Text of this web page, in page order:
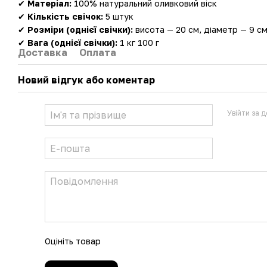
✔ Матеріал: 100% натуральний оливковий віск
✔ Кількість свічок: 5 штук
✔ Розміри (однієї свічки): висота — 20 см, діаметр — 9 см
✔ Вага (однієї свічки): 1 кг 100 г
Доставка Оплата
Новий відгук або коментар
Увійти за
Оцініть товар